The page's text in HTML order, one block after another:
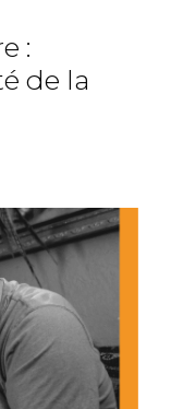
:
de la